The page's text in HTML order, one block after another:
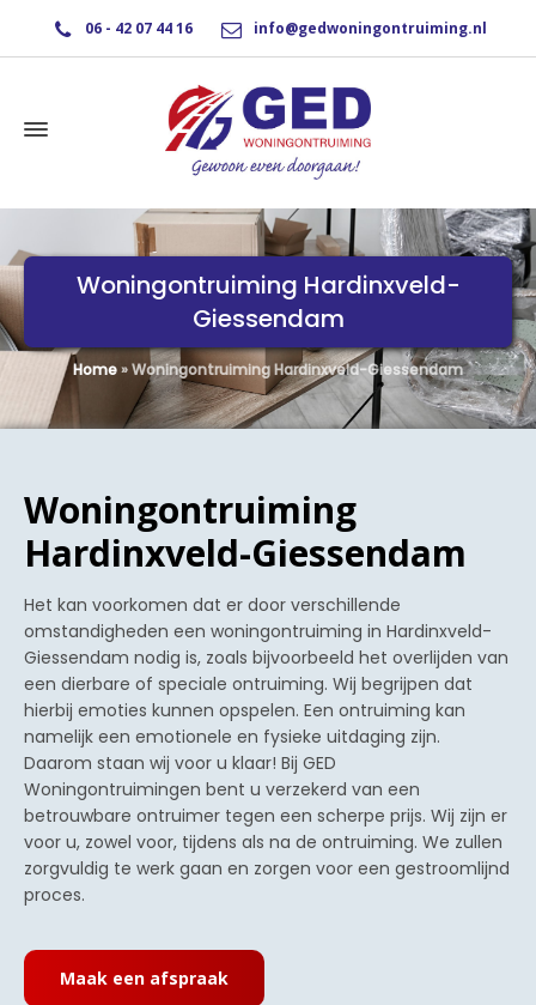
06 - 42 07 44 16 info@gedwoningontruiming.nl
Woningontruiming Hardinxveld-
Giessendam
Home»Woningontruiming Hardinxveld-Giessendam
Woningontruiming
Hardinxveld-Giessendam
Het kan voorkomen dat er door verschillende
omstandigheden een woningontruiming in Hardinxveld-
Giessendam nodig is, zoals bijvoorbeeld het overlijden van
een dierbare of speciale ontruiming. Wij begrijpen dat
hierbij emoties kunnen opspelen. Een ontruiming kan
namelijk een emotionele en fysieke uitdaging zijn.
Daarom staan wij voor u klaar! Bij GED
Woningontruimingen bent u verzekerd van een
betrouwbare ontruimer tegen een scherpe prijs. Wij zijn er
voor u, zowel voor, tijdens als na de ontruiming. We zullen
zorgvuldig te werk gaan en zorgen voor een gestroomlijnd
proces.
Maak een afspraak